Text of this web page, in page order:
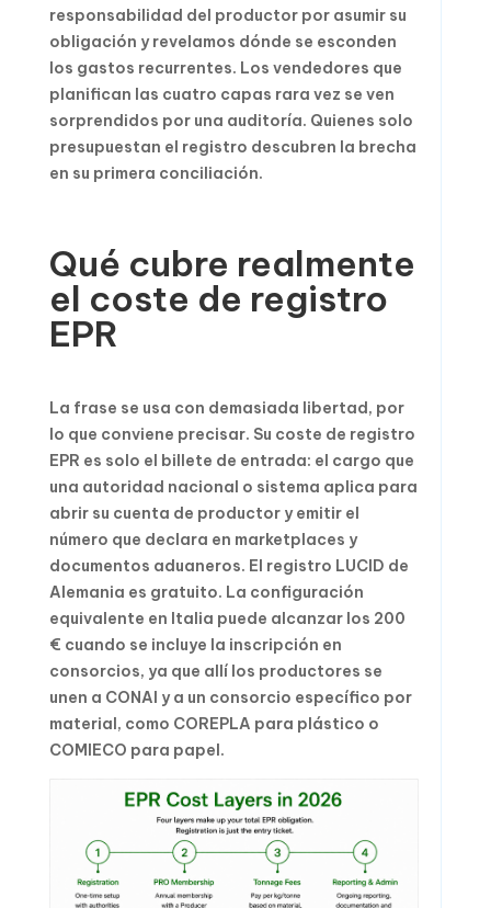
responsabilidad del productor por asumir su
obligación y revelamos dónde se esconden
los gastos recurrentes. Los vendedores que
planifican las cuatro capas rara vez se ven
sorprendidos por una auditoría. Quienes solo
presupuestan el registro descubren la brecha
en su primera conciliación.
Qué cubre realmente
el coste de registro
EPR
La frase se usa con demasiada libertad, por
lo que conviene precisar. Su coste de registro
EPR es solo el billete de entrada: el cargo que
una autoridad nacional o sistema aplica para
abrir su cuenta de productor y emitir el
número que declara en marketplaces y
documentos aduaneros. El registro LUCID de
Alemania es gratuito. La configuración
equivalente en Italia puede alcanzar los 200
€ cuando se incluye la inscripción en
consorcios, ya que allí los productores se
unen a CONAI y a un consorcio específico por
material, como COREPLA para plástico o
COMIECO para papel.